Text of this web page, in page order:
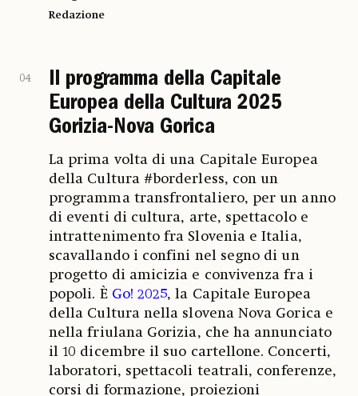
Redazione
04
Il programma della Capitale
Europea della Cultura 2025
Gorizia-Nova Gorica
La prima volta di una Capitale Europea
della Cultura #borderless, con un
programma transfrontaliero, per un anno
di eventi di cultura, arte, spettacolo e
intrattenimento fra Slovenia e Italia,
scavallando i confini nel segno di un
progetto di amicizia e convivenza fra i
popoli. È Go! 2025, la Capitale Europea
della Cultura nella slovena Nova Gorica e
nella friulana Gorizia, che ha annunciato
il 10 dicembre il suo cartellone. Concerti,
laboratori, spettacoli teatrali, conferenze,
corsi di formazione, proiezioni